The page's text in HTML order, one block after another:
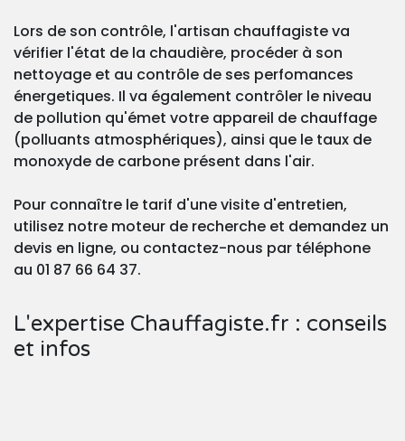
Lors de son contrôle, l'artisan chauffagiste va
vérifier l'état de la chaudière, procéder à son
nettoyage et au contrôle de ses perfomances
énergetiques. Il va également contrôler le niveau
de pollution qu'émet votre appareil de chauffage
(polluants atmosphériques), ainsi que le taux de
monoxyde de carbone présent dans l'air.
Pour connaître le tarif d'une visite d'entretien,
utilisez notre moteur de recherche et demandez un
devis en ligne, ou contactez-nous par téléphone
au 01 87 66 64 37.
L'expertise Chauffagiste.fr : conseils
et infos